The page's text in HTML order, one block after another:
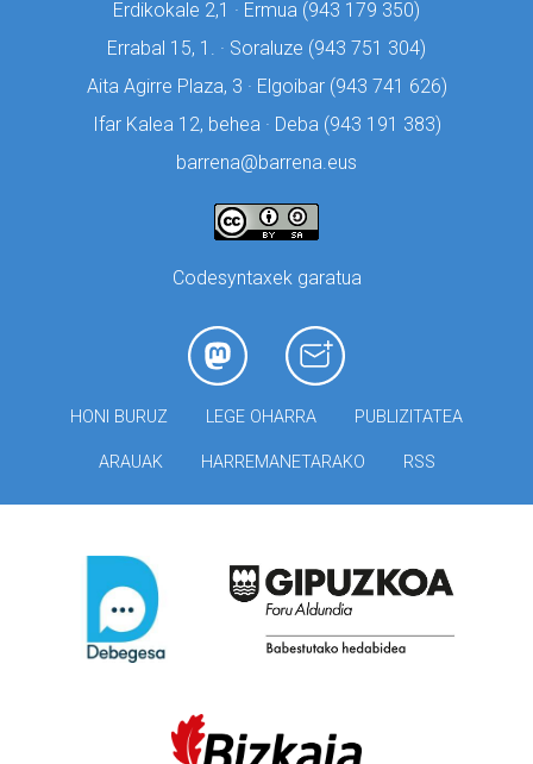
Erdikokale 2,1 · Ermua (943 179 350)
Errabal 15, 1. · Soraluze (943 751 304)
Aita Agirre Plaza, 3 · Elgoibar (943 741 626)
Ifar Kalea 12, behea · Deba (943 191 383)
barrena@barrena.eus
Codesyntaxek garatua
HONI BURUZ LEGE OHARRA PUBLIZITATEA
ARAUAK HARREMANETARAKO RSS